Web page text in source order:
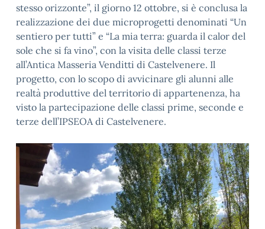
stesso orizzonte”, il giorno 12 ottobre, si è conclusa la
realizzazione dei due microprogetti denominati “Un
sentiero per tutti” e “La mia terra: guarda il calor del
sole che si fa vino”, con la visita delle classi terze
all’Antica Masseria Venditti di Castelvenere. Il
progetto, con lo scopo di avvicinare gli alunni alle
realtà produttive del territorio di appartenenza, ha
visto la partecipazione delle classi prime, seconde e
terze dell’IPSEOA di Castelvenere.